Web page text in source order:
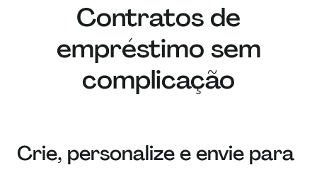
Contratos de
empréstimo sem
complicação
Crie, personalize e envie para